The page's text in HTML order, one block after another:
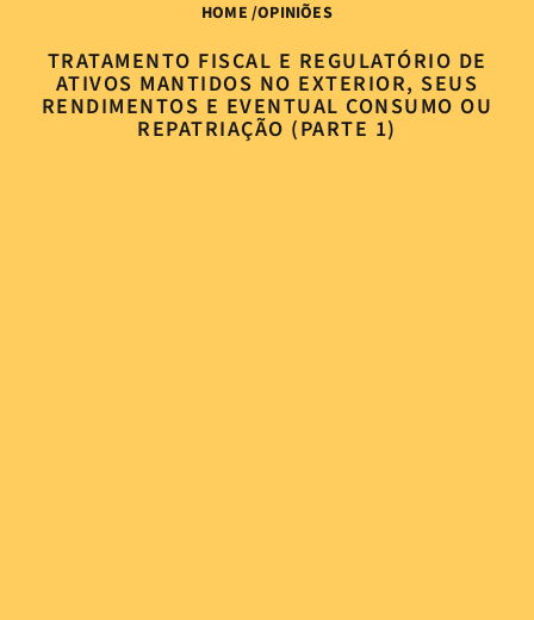
HOME /OPINIÕES
TRATAMENTO FISCAL E REGULATÓRIO DE
ATIVOS MANTIDOS NO EXTERIOR, SEUS
RENDIMENTOS E EVENTUAL CONSUMO OU
REPATRIAÇÃO (PARTE 1)